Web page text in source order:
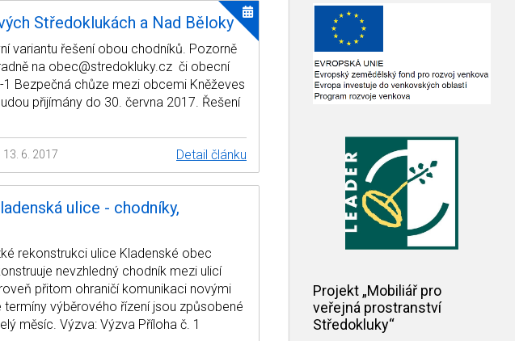
Středoklukách a Nad Běloky
variantu řešení obou chodníků. Pozorně
na obec@stredokluky.cz či obecní
Bezpečná chůze mezi obcemi Kněževes
přijímány do 30. června 2017. Řešení
6. 2017 Detail článku
ulice - chodníky,
rekonstrukci ulice Kladenské obec
nevzhledný chodník mezi ulicí
přitom ohraničí komunikaci novými
termíny výběrového řízení jsou způsobené
měsíc. Výzva: Výzva Příloha č. 1
Projekt „Mobiliář pro
veřejná prostranství
Středokluky“